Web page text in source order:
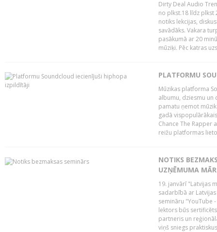
Dirty Deal Audio
no plkst.18 līdz plkst
notiks lekcijas,
savādāks. Vakara
pasākumā ar 20
mūziķi. Pēc katras
PLATFORMU
Mūzikas platforma
albumu, dziesmu un
pamatu ņemot
gadā
Chance The Rapper
reižu platformas
NOTIKS
UZŅĒMUMA
19. janvārī "Latvijas
sadarbībā ar
semināru "YouTube
lektors būs
partneris un
viņš sniegs